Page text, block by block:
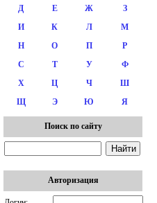
Д
Е Ж
З
И
К Л
М
Н
О П
Р
С
Т У
Ф
Х
Ц Ч
Ш
Щ
Э Ю Я
Поиск по сайту
Авторизация